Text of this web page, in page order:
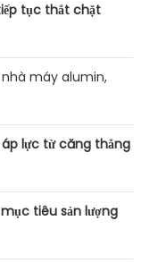
tục thắt chặt
nhà máy alumin,
áp lực từ căng thẳng
tiêu sản lượng